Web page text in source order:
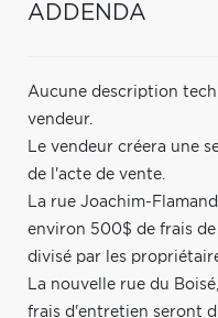
ADDENDA
Aucune description
vendeur.
Le vendeur créera une
de l'acte de vente.
La rue Joachim-
environ 500$ de frais
divisé par les
La nouvelle rue du
frais d'entretien seront